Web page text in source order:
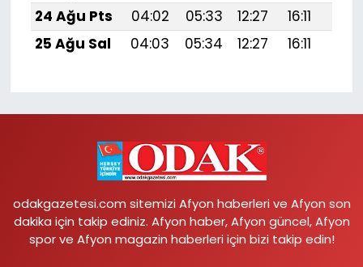
24 Ağu Pts
04:02 05:33 12:27 16:11
25 Ağu Sal
04:03 05:34 12:27 16:11
odakgazetesi.com sitemizi Afyon haberleri ve Afyon son
dakika için takip ediniz. Afyon haber, Afyon güncel, Afyon
spor ve Afyon magazin haberleri için bizi takip edin!